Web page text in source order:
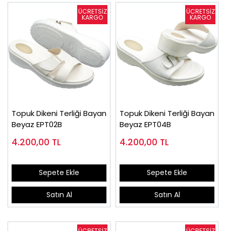
Topuk Dikeni Terliği Bayan
Beyaz EPT02B
4.200,00 TL
Sepete Ekle
Satın Al
Topuk Dikeni Terliği Bayan
Beyaz EPT04B
4.200,00 TL
Sepete Ekle
Satın Al